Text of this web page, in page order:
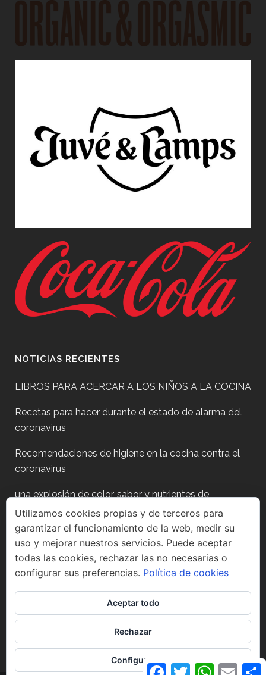
NOTICIAS RECIENTES
LIBROS PARA ACERCAR A LOS NIÑOS A LA COCINA
Recetas para hacer durante el estado de alarma del
coronavirus
Recomendaciones de higiene en la cocina contra el
coronavirus
una explosión de color, sabor y nutrientes de
temporada
Plan para después de fiestas?
Síguenos en Instagram
Facebook
TwitterWhatsApp
Email
Utilizamos cookies propias y de terceros para
garantizar el funcionamiento de la web, medir su
uso y mejorar nuestros servicios. Puede aceptar
todas las cookies, rechazar las no necesarias o
configurar sus preferencias. Política de cookies
Aceptar todo
Rechazar
Configurar